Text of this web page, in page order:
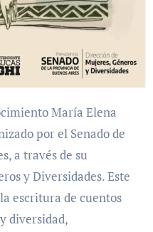
por el Senado de
a través de su
y Diversidades. Este
escritura de cuentos
diversidad,